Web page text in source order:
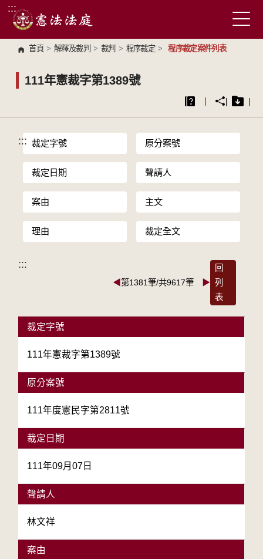
跳到主要內容區塊
:::
首頁 > 解釋及裁判 > 裁判 > 程序裁定 > 程序裁定案件列表
111年憲裁字第1389號
::: 裁定字號 原分案號
裁定日期 聲請人
案由 主文
理由 裁定全文
:::
◀第1381筆/共9617筆 ▶
回
列
表
裁定字號
111年憲裁字第1389號
原分案號
111年度憲民字第2811號
裁定日期
111年09月07日
聲請人
林文祥
案由